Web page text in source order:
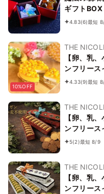
ギフトBOX
4.83(6)最短
10%OFF
THE
【卵、乳
ンフリース
バナーヌ 5
4.33(9)最短
THE
【卵、乳
ンフリース
カカオ、
5(2)最短 8/9
THE
【卵、乳
ンフリース